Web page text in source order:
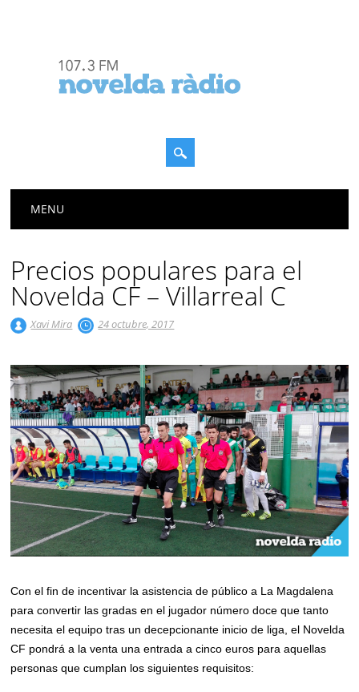
Menú principal
MENU
Precios populares para el
Novelda CF – Villarreal C
Xavi Mira 24 octubre, 2017
Con el fin de incentivar la asistencia de público a La Magdalena
para convertir las gradas en el jugador número doce que tanto
necesita el equipo tras un decepcionante inicio de liga, el Novelda
CF pondrá a la venta una entrada a cinco euros para aquellas
personas que cumplan los siguientes requisitos: